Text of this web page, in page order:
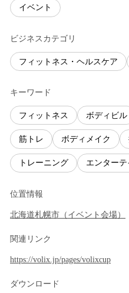
イベント
ビジネスカテゴリ
フィットネス・ヘルスケア
キーワード
フィットネス ボディビル
筋トレ ボディメイク
トレーニング エンターテ
位置情報
北海道札幌市 （ イベント会場）
関連リンク
https://volix.jp/pages/volixcup
ダウンロード